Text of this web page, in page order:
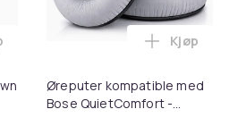
Toppik - 27,5g - Dark Brown -
Øreputer kompatible med
Bose QuietComfort -
Legg
Kjøp